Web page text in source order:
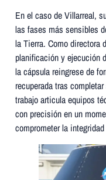
En el caso de Villarreal,
las fases más sensibles
la Tierra. Como directora
planificación y ejecución
la cápsula reingrese de
recuperada tras
trabajo articula equipos
con precisión en un
comprometer la